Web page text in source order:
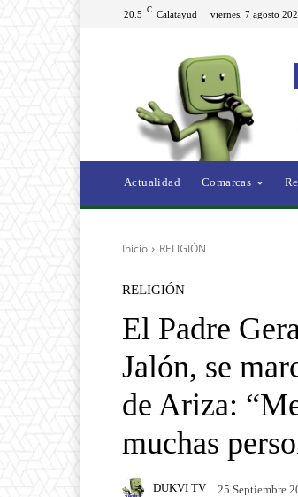
20.5 C Calatayud viernes, 7 agosto
Actualidad Comarcas
Inicio RELIGIÓN
RELIGIÓN
El Padre
Jalón, se
de Ariza:
muchas
DUKVI TV 25 Septiembre